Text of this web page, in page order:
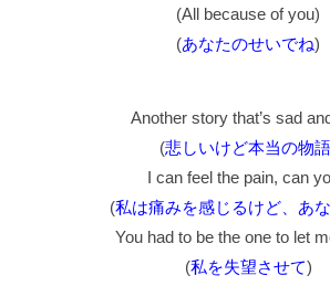
(All because of you)
(あなたのせいでね)
Another story that’s sad
(悲しいけど本当の物語
I can feel the pain, can
(私は痛みを感じるけど、あ
You had to be the one to let
(私を失望させて)